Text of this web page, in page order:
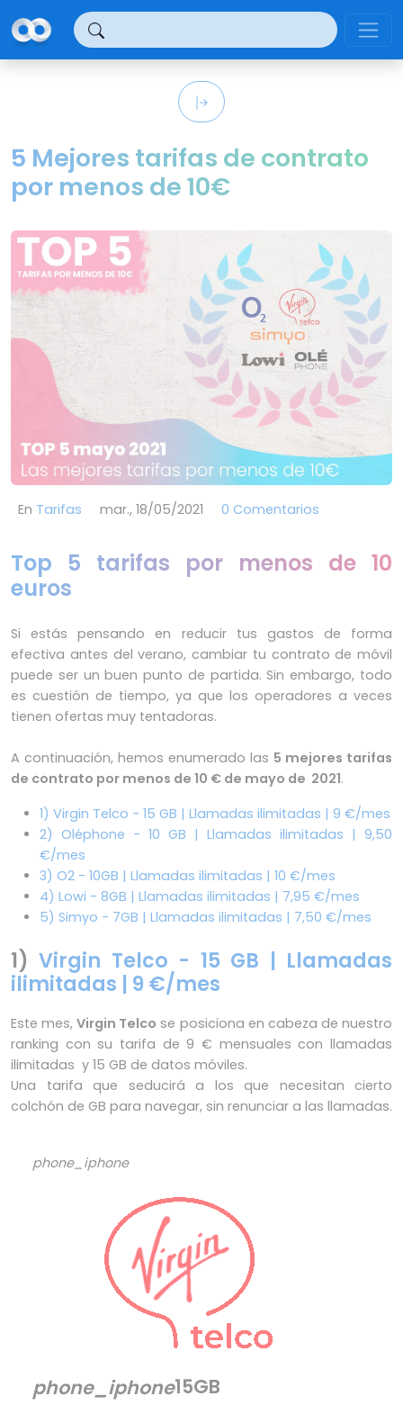
5 Mejores tarifas de contrato
por menos de 10€
En Tarifas mar., 18/05/2021 0 Comentarios
Top 5 tarifas por menos de 10
euros
Si estás pensando en reducir tus gastos de forma
efectiva antes del verano, cambiar tu contrato de móvil
puede ser un buen punto de partida. Sin embargo, todo
es cuestión de tiempo, ya que los operadores a veces
tienen ofertas muy tentadoras.
A continuación, hemos enumerado las 5 mejores tarifas
de contrato por menos de 10 € de mayo de 2021.
1) Virgin Telco - 15 GB | Llamadas ilimitadas | 9 €/mes
2) Oléphone - 10 GB | Llamadas ilimitadas | 9,50
€/mes
3) O2 - 10GB | Llamadas ilimitadas | 10 €/mes
4) Lowi - 8GB | Llamadas ilimitadas | 7,95 €/mes
5) Simyo - 7GB | Llamadas ilimitadas | 7,50 €/mes
1)Virgin Telco - 15 GB | Llamadas
ilimitadas | 9 €/mes
Este mes,Virgin Telco se posiciona en cabeza de nuestro
ranking con su tarifa de 9 € mensuales con llamadas
ilimitadas y 15 GB de datos móviles.
Una tarifa que seducirá a los que necesitan cierto
colchón de GB para navegar, sin renunciar a las llamadas.
phone_iphone
phone_iphone15GB
Panel de gestión de cookies